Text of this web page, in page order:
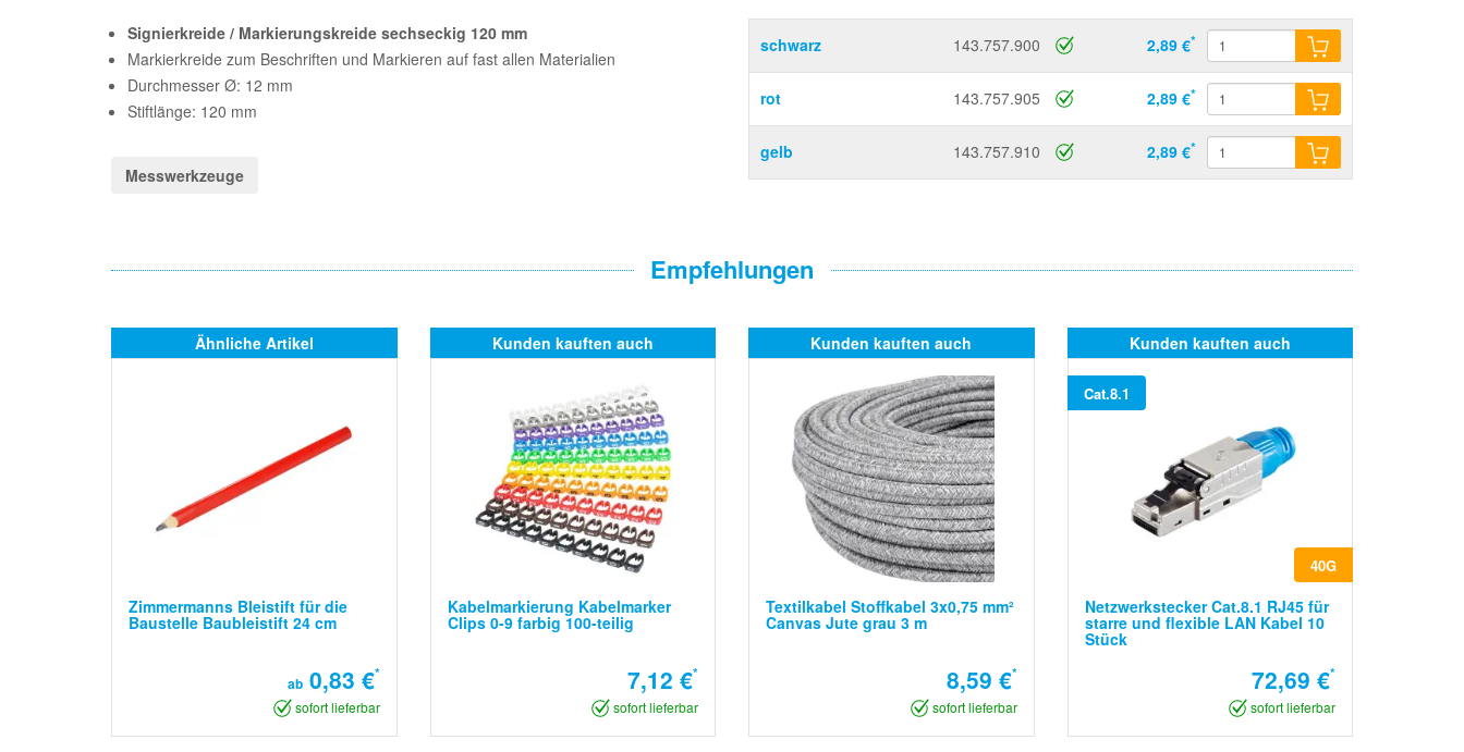
schwarz 143.757.900 2,89 €*
rot 143.757.905 2,89 €*
gelb 143.757.910 2,89 €*
Signierkreide / Markierungskreide sechseckig 120 mm
Markierkreide zum Beschriften und Markieren auf fast allen Materialien
Durchmesser Ø: 12 mm
Stiftlänge: 120 mm
Messwerkzeuge
Empfehlungen
Ähnliche Artikel
Zimmermanns Bleistift für die
Baustelle Baubleistift 24 cm
ab0,83 €*
sofort lieferbar
Kunden kauften auch
Kabelmarkierung Kabelmarker
Clips 0-9 farbig 100-teilig
7,12 €*
sofort lieferbar
Kunden kauften auch
Textilkabel Stoffkabel 3x0,75 mm²
Canvas Jute grau 3 m
8,59 €*
sofort lieferbar
Kunden kauften auch
Cat.8.1
40G
Netzwerkstecker Cat.8.1 RJ45 für
starre und flexible LAN Kabel 10
Stück
72,69 €*
sofort lieferbar